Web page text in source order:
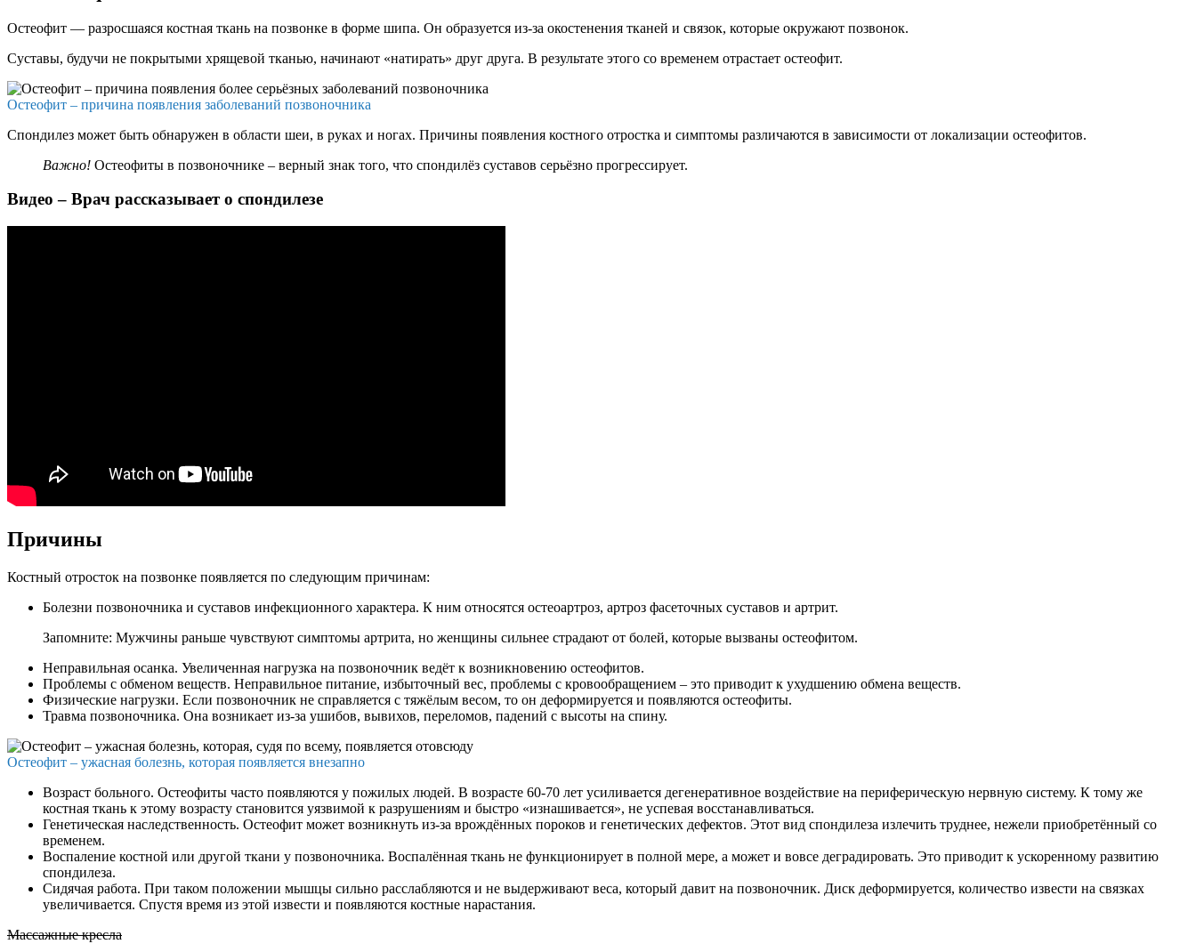
Остеофит — разросшаяся костная ткань на позвонке в форме шипа. Он образуется из-за окостенения тканей и связок, которые окружают позвонок.
Суставы, будучи не покрытыми хрящевой тканью, начинают «натирать» друг друга. В результате этого со временем отрастает остеофит.
Остеофит – причина появления заболеваний позвоночника
Спондилез может быть обнаружен в области шеи, в руках и ногах. Причины появления костного отростка и симптомы различаются в зависимости от локализации остеофитов.
Важно! Остеофиты в позвоночнике – верный знак того, что спондилёз суставов серьёзно прогрессирует.
Видео – Врач рассказывает о спондилезе
Причины
Костный отросток на позвонке появляется по следующим причинам:
Болезни позвоночника и суставов инфекционного характера. К ним относятся остеоартроз, артроз фасеточных суставов и артрит.
Запомните: Мужчины раньше чувствуют симптомы артрита, но женщины сильнее страдают от болей, которые вызваны остеофитом.
Неправильная осанка. Увеличенная нагрузка на позвоночник ведёт к возникновению остеофитов.
Проблемы с обменом веществ. Неправильное питание, избыточный вес, проблемы с кровообращением – это приводит к ухудшению обмена веществ.
Физические нагрузки. Если позвоночник не справляется с тяжёлым весом, то он деформируется и появляются остеофиты.
Травма позвоночника. Она возникает из-за ушибов, вывихов, переломов, падений с высоты на спину.
Остеофит – ужасная болезнь, которая появляется внезапно
Возраст больного. Остеофиты часто появляются у пожилых людей. В возрасте 60-70 лет усиливается дегенеративное воздействие на периферическую нервную систему. К тому же
костная ткань к этому возрасту становится уязвимой к разрушениям и быстро «изнашивается», не успевая восстанавливаться.
Генетическая наследственность. Остеофит может возникнуть из-за врождённых пороков и генетических дефектов. Этот вид спондилеза излечить труднее, нежели приобретённый со
временем.
Воспаление костной или другой ткани у позвоночника. Воспалённая ткань не функционирует в полной мере, а может и вовсе деградировать. Это приводит к ускоренному развитию
спондилеза.
Сидячая работа. При таком положении мышцы сильно расслабляются и не выдерживают веса, который давит на позвоночник. Диск деформируется, количество извести на связках
увеличивается. Спустя время из этой извести и появляются костные нарастания.
Массажные кресла